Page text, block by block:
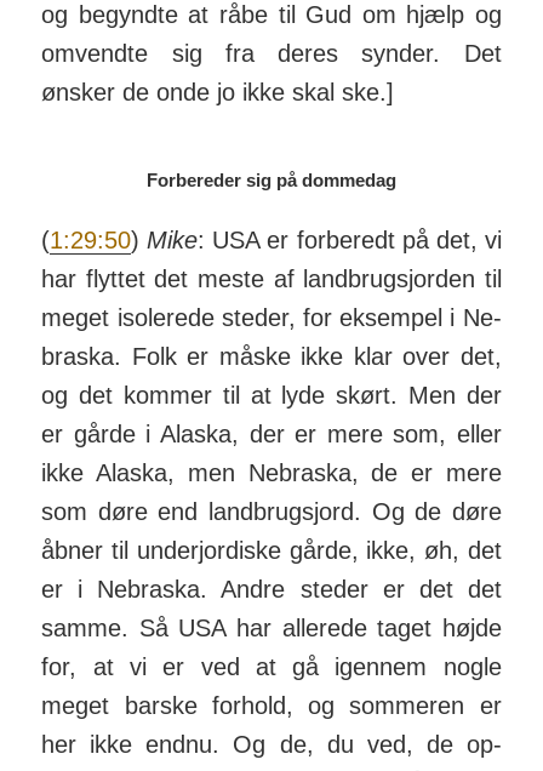
og be­gyndte at råbe til Gud om hjælp og
om­vendte sig fra deres synder. Det
ønsker de onde jo ikke skal ske.]
Forbereder sig på dommedag
(1:29:50) Mike: USA er for­beredt på det, vi
har flyttet det meste af land­brugs­jorden til
meget iso­lerede steder, for eksempel i Ne­
braska. Folk er måske ikke klar over det,
og det kommer til at lyde skørt. Men der
er gårde i Alaska, der er mere som, eller
ikke Alaska, men Nebraska, de er mere
som døre end land­brugs­jord. Og de døre
åbner til under­jor­diske gårde, ikke, øh, det
er i Ne­braska. Andre steder er det det
samme. Så USA har allerede taget højde
for, at vi er ved at gå igennem nogle
meget barske for­hold, og som­meren er
her ikke endnu. Og de, du ved, de op­